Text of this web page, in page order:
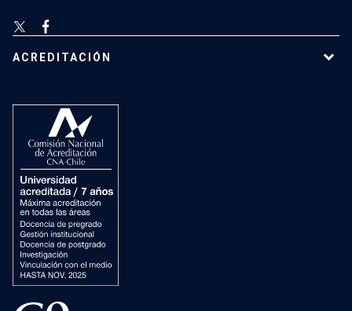
ACREDITACIÓN